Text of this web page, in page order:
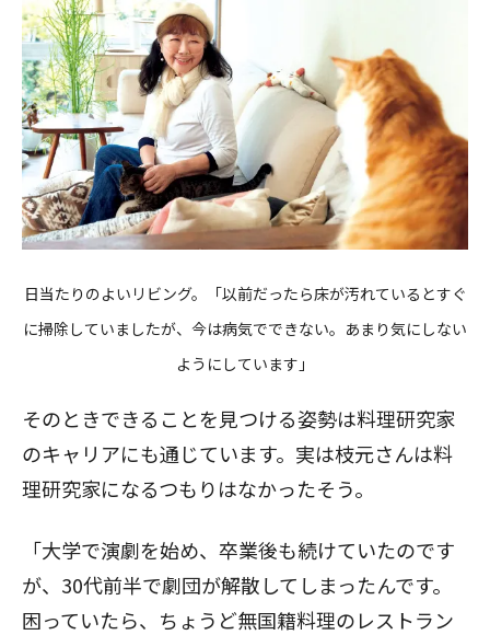
日当たりのよいリビング。「以前だったら床が汚れているとすぐ
に掃除していましたが、今は病気でできない。あまり気にしない
ようにしています」
そのときできることを見つける姿勢は料理研究家
のキャリアにも通じています。実は枝元さんは料
理研究家になるつもりはなかったそう。
「大学で演劇を始め、卒業後も続けていたのです
が、30代前半で劇団が解散してしまったんです。
困っていたら、ちょうど無国籍料理のレストラン